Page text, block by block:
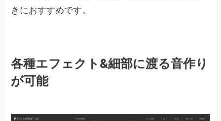
きにおすすめです。
各種エフェクト&細部に渡る音作り
が可能